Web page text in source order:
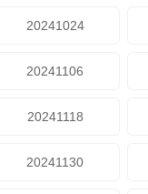
20241024
20241106
20241118
20241130